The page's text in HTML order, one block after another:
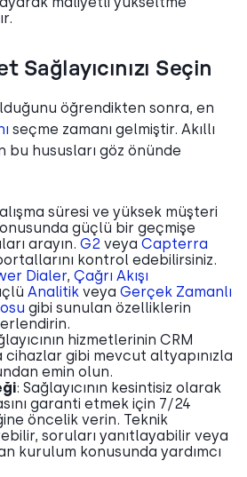
Sağlayıcınızı Seçin
öğrendikten sonra, en
seçme zamanı gelmiştir. Akıllı
bu hususları göz önünde
süresi ve yüksek müşteri
güçlü bir geçmişe
arayın. G2 veya Capterra
kontrol edebilirsiniz.
Dialer, Çağrı Akışı
Analitik veya Gerçek Zamanlı
gibi sunulan özelliklerin
hizmetlerinin CRM
cihazlar gibi mevcut altyapınızla
emin olun.
: Sağlayıcının kesintisiz olarak
garanti etmek için 7/24
öncelik verin. Teknik
soruları yanıtlayabilir veya
kurulum konusunda yardımcı